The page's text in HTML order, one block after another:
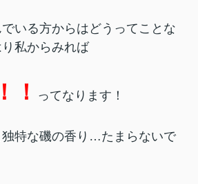
いる方からはどうってことな
私からみれば
！ ってなります！
独特な磯の香り…たまらないで